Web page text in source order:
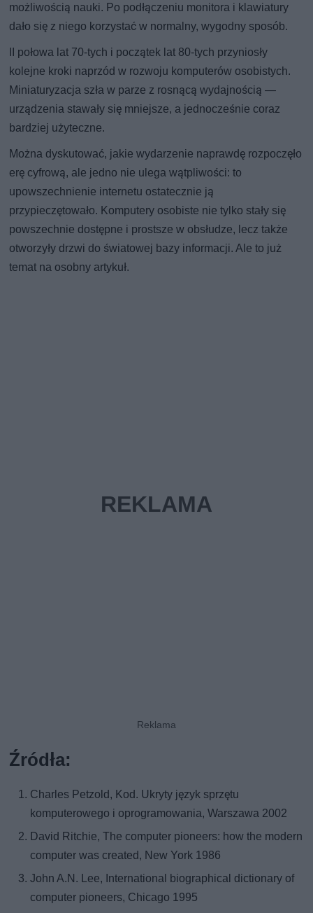
możliwością nauki. Po podłączeniu monitora i klawiatury
dało się z niego korzystać w normalny, wygodny sposób.
II połowa lat 70-tych i początek lat 80-tych przyniosły
kolejne kroki naprzód w rozwoju komputerów osobistych.
Miniaturyzacja szła w parze z rosnącą wydajnością —
urządzenia stawały się mniejsze, a jednocześnie coraz
bardziej użyteczne.
Można dyskutować, jakie wydarzenie naprawdę rozpoczęło
erę cyfrową, ale jedno nie ulega wątpliwości: to
upowszechnienie internetu ostatecznie ją
przypieczętowało. Komputery osobiste nie tylko stały się
powszechnie dostępne i prostsze w obsłudze, lecz także
otworzyły drzwi do światowej bazy informacji. Ale to już
temat na osobny artykuł.
Źródła:
Charles Petzold, Kod. Ukryty język sprzętu
komputerowego i oprogramowania, Warszawa 2002
David Ritchie, The computer pioneers: how the modern
computer was created, New York 1986
John A.N. Lee, International biographical dictionary of
computer pioneers, Chicago 1995